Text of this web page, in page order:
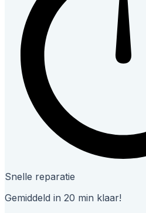
Snelle reparatie
Gemiddeld in 20 min klaar!